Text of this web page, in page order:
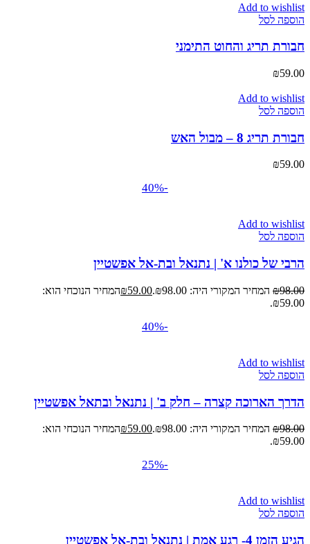
Add to wishlist
הוספה לסל
חבורת תריג והחוט התימני
₪59.00
Add to wishlist
הוספה לסל
חבורת תריג 8 – מבול האש
₪59.00
-40%
Add to wishlist
הוספה לסל
הרבי של כולנו א' | נתנאל ובת-אל אפשטיין
₪98.00 המחיר המקורי היה: ₪98.00. ₪59.00
המחיר הנוכחי הוא:
₪59.00.
-40%
Add to wishlist
הוספה לסל
הדרך הארוכה קצרה – חלק ב' | נתנאל ובתאל אפשטיין
₪98.00 המחיר המקורי היה: ₪98.00. ₪59.00
המחיר הנוכחי הוא:
₪59.00.
-25%
Add to wishlist
הוספה לסל
הגיע הזמן 4- רגע אמת | נתנאל ובת-אל אפשטיין